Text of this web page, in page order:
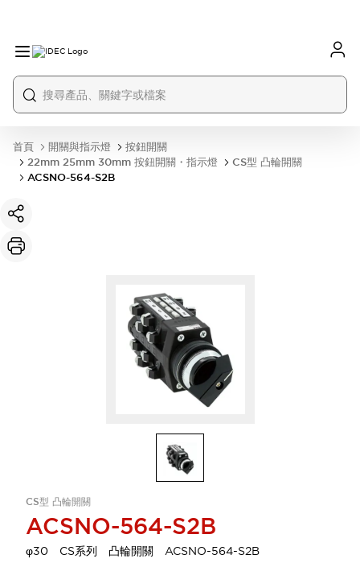
首頁 開關與指示燈
按鈕開關
22mm 25mm 30mm 按鈕開關・指示燈
CS型 凸輪開關
ACSNO-564-S2B
CS型 凸輪開關
ACSNO-564-S2B
φ30 CS系列 凸輪開關 ACSNO-564-S2B